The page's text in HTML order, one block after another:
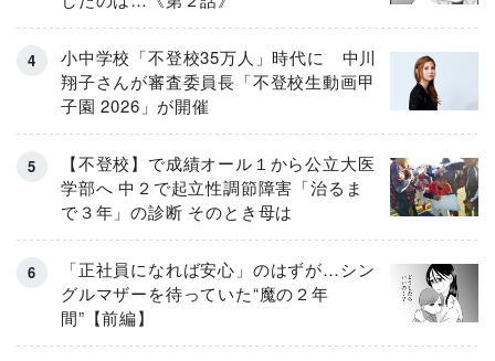
小中学校「不登校35万人」時代に 中川
翔子さんが審査委員長「不登校生動画甲
子園 2026」が開催
【不登校】で成績オール１から公立大医
学部へ 中２で起立性調節障害「治るま
で３年」の診断 そのとき母は
「正社員になれば安心」のはずが…シン
グルマザーを待っていた“魔の２年
間”【前編】